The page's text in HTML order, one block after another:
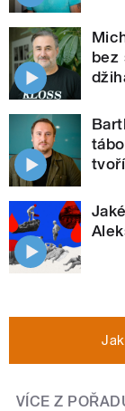
bez
VÍCE Z